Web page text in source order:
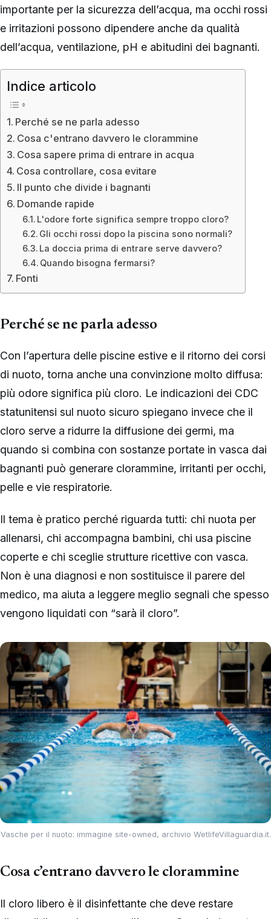
importante per la sicurezza dell’acqua, ma occhi rossi
e irritazioni possono dipendere anche da qualità
dell’acqua, ventilazione, pH e abitudini dei bagnanti.
Indice articolo
Perché se ne parla adesso
Cosa c'entrano davvero le clorammine
Cosa sapere prima di entrare in acqua
Cosa controllare, cosa evitare
Il punto che divide i bagnanti
Domande rapide
L'odore forte significa sempre troppo cloro?
Gli occhi rossi dopo la piscina sono normali?
La doccia prima di entrare serve davvero?
Quando bisogna fermarsi?
Fonti
Perché se ne parla adesso
Con l’apertura delle piscine estive e il ritorno dei corsi
di nuoto, torna anche una convinzione molto diffusa:
più odore significa più cloro. Le indicazioni dei CDC
statunitensi sul nuoto sicuro spiegano invece che il
cloro serve a ridurre la diffusione dei germi, ma
quando si combina con sostanze portate in vasca dai
bagnanti può generare clorammine, irritanti per occhi,
pelle e vie respiratorie.
Il tema è pratico perché riguarda tutti: chi nuota per
allenarsi, chi accompagna bambini, chi usa piscine
coperte e chi sceglie strutture ricettive con vasca.
Non è una diagnosi e non sostituisce il parere del
medico, ma aiuta a leggere meglio segnali che spesso
vengono liquidati con “sarà il cloro”.
Vasche per il nuoto: immagine site-owned, archivio WetlifeVillaguardia.it.
Cosa c’entrano davvero le clorammine
Il cloro libero è il disinfettante che deve restare